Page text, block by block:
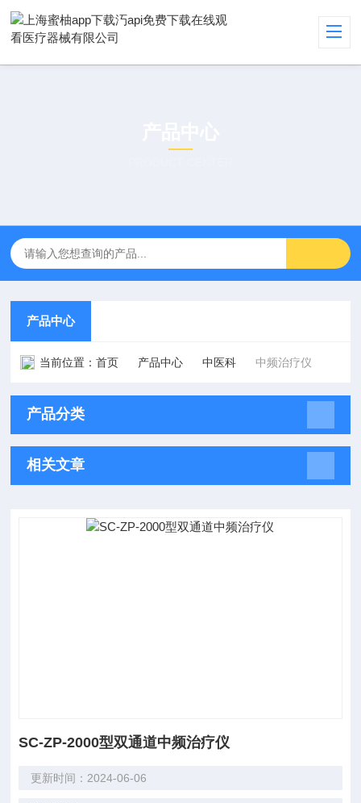
产品中心
当前位置：首页 产品中心 中医科 中频治疗仪
产品分类
相关文章
SC-ZP-2000型双通道中频治疗仪
更新时间：2024-06-06